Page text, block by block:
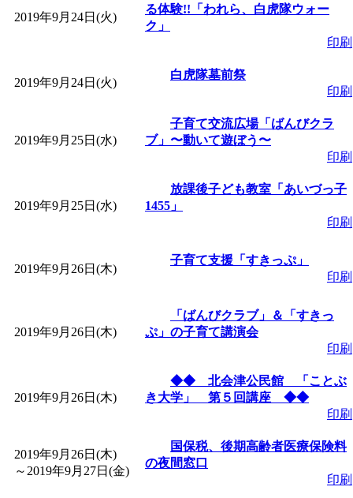
2019年9月24日(火)
る体験!!「われら、白虎隊ウォー
ク」
印刷
2019年9月24日(火)
白虎隊墓前祭
印刷
2019年9月25日(水)
子育て交流広場「ばんびクラ
ブ」〜動いて遊ぼう〜
印刷
2019年9月25日(水)
放課後子ども教室「あいづっ子
1455」
印刷
2019年9月26日(木)
子育て支援「すきっぷ」
印刷
2019年9月26日(木)
「ばんびクラブ」＆「すきっ
ぷ」の子育て講演会
印刷
2019年9月26日(木)
◆◆ 北会津公民館 「ことぶ
き大学」 第５回講座 ◆◆
印刷
2019年9月26日(木)
～ 2019年9月27日(金)
国保税、後期高齢者医療保険料
の夜間窓口
印刷